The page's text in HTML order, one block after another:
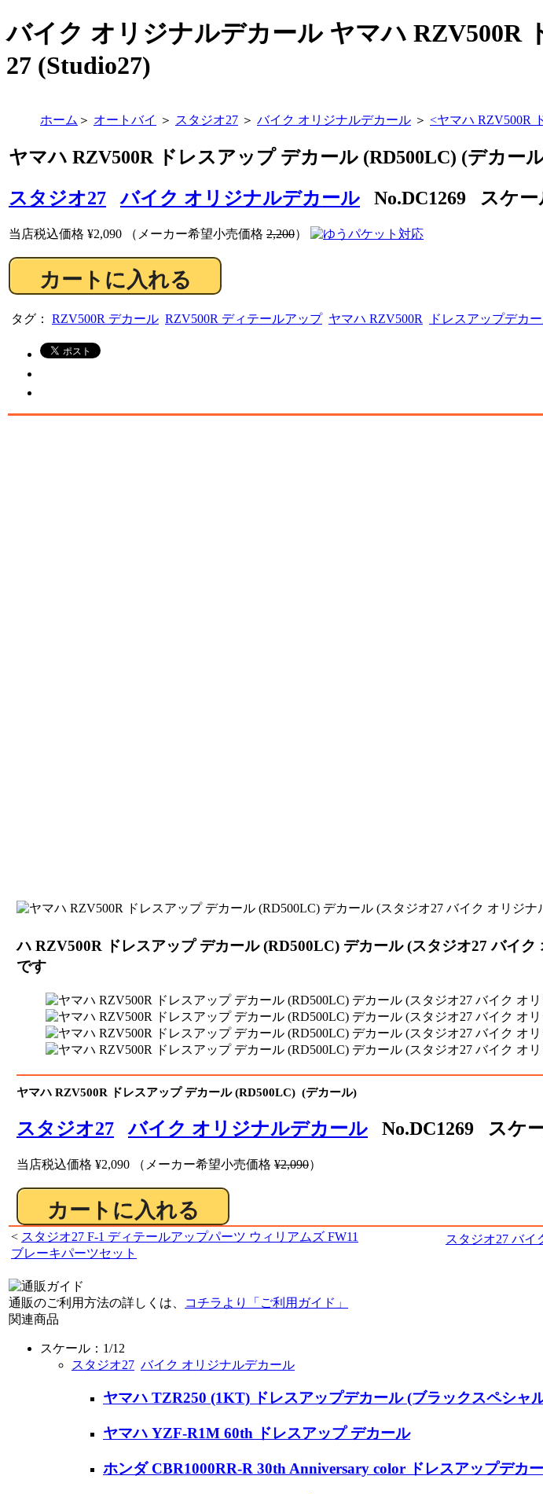
バイク オリジナルデカール ヤマハ RZV500R
27 (Studio27)
ホーム ＞ オートバイ ＞ スタジオ27 ＞ バイク オリジナルデカール ＞ <ヤマハ RZV500R
ヤマハ RZV500R ドレスアップ デカール (RD500LC) (デカー
スタジオ27
バイク オリジナルデカール No.DC1269 スケー
当店税込価格 ¥2,090 （メーカー希望小売価格 2,200）
タグ： RZV500R デカール RZV500R ディテールアップ ヤマハ RZV500R ドレスアップデカ
ハ RZV500R ドレスアップ デカール (RD500LC) デカール (スタジオ27 バイク
です
ヤマハ RZV500R ドレスアップ デカール (RD500LC) (デカール)
スタジオ27 バイク オリジナルデカール No.DC1269 スケ
当店税込価格 ¥2,090 （メーカー希望小売価格 ¥2,090）
< スタジオ27 F-1 ディテールアップパーツ ウィリアムズ FW11
ブレーキパーツセット
スタジオ27 バイ
通販のご利用方法の詳しくは、
コチラより「ご利用ガイド」
関連商品
スケール：1/12
スタジオ27 バイク オリジナルデカール
ヤマハ TZR250 (1KT) ドレスアップデカール (ブラックスペシャ
ヤマハ YZF-R1M 60th ドレスアップ デカール
ホンダ CBR1000RR-R 30th Anniversary color ドレスアップデカ